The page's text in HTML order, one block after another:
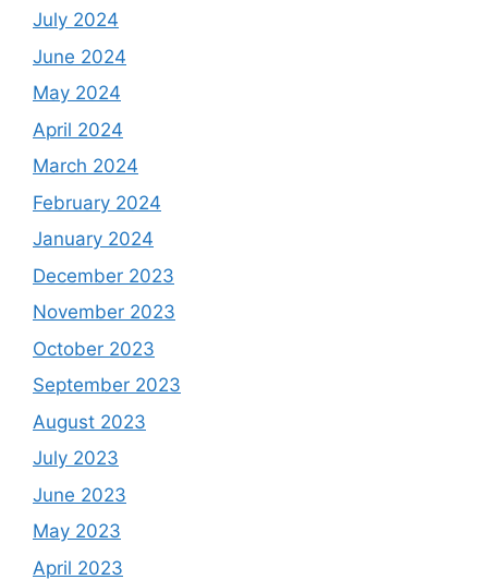
July 2024
June 2024
May 2024
April 2024
March 2024
February 2024
January 2024
December 2023
November 2023
October 2023
September 2023
August 2023
July 2023
June 2023
May 2023
April 2023